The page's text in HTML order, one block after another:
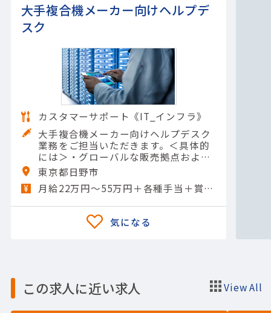
大手複合機メーカー向けヘルプデ
スク
カスタマーサポート《IT_インフラ》
大手複合機メーカー向けヘルプデスク
業務をご担当いただきます。＜具体的
には＞・グローバルな販売拠点および
製品開発部門からの技術的・業務的な
問合せへの対応および調整業務【担当
製品】(情報・通信)その他情…
東京都日野市
月給22万円～55万円＋各種手当＋賞与年2回
この求人に近い求人 View All